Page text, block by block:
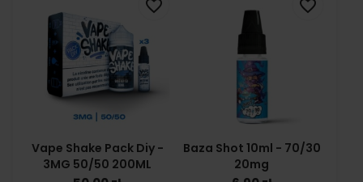
Vape Shake Pack Diy -
3MG 50/50 200ML
favorite_border
Baza Shot 10ml - 70/30
20mg
favorite_border